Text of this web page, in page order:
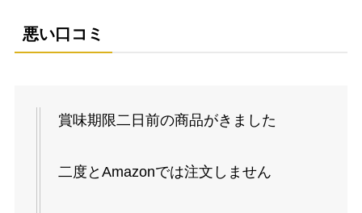
悪い口コミ
賞味期限二日前の商品がきました
二度とAmazonでは注文しません